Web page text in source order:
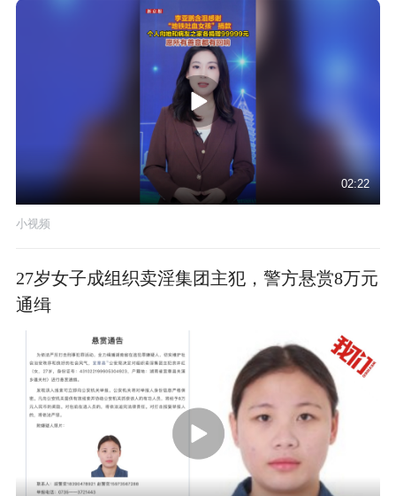
02:22
小视频
27岁女子成组织卖淫集团主犯，警方悬赏8万元
通缉